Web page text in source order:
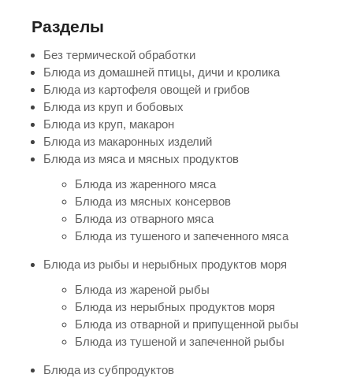
Разделы
Без термической обработки
Блюда из домашней птицы, дичи и кролика
Блюда из картофеля овощей и грибов
Блюда из круп и бобовых
Блюда из круп, макарон
Блюда из макаронных изделий
Блюда из мяса и мясных продуктов
Блюда из жаренного мяса
Блюда из мясных консервов
Блюда из отварного мяса
Блюда из тушеного и запеченного мяса
Блюда из рыбы и нерыбных продуктов моря
Блюда из жареной рыбы
Блюда из нерыбных продуктов моря
Блюда из отварной и припущенной рыбы
Блюда из тушеной и запеченной рыбы
Блюда из субпродуктов